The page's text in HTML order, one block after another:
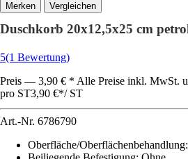
Vergleichen
Duschkorb 20x12,5x25 cm
5(1 Bewertung)
Preis — 3,90 € * Alle Preise inkl. MwSt.
pro ST3,90 €*/ ST
Art.-Nr. 6786790
Oberfläche/Oberflächenbehandlung: